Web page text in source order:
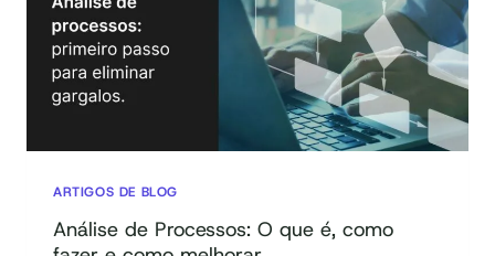
E
APLICAR
ARTIGOS DE BLOG
Análise de Processos: O que é, como